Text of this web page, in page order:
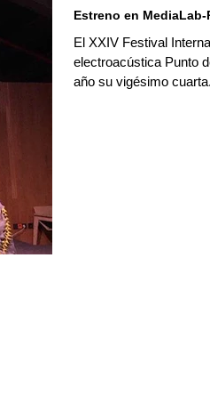
Estreno en MediaLab-
El XXIV Festival
electroacústica Punto
año su vigésimo